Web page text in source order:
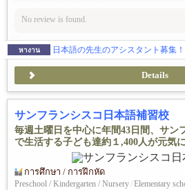
No review is found.
หางาน 日本語の先生のアシスタント募集！
Details
サンフランシスコ日本語補習校
毎週土曜日を中心に年間43日間、サン
で生活する子ども達約１,400人が元気
การศึกษา / การฝึกหัด
Preschool / Kindergarten / Nursery/Elementary